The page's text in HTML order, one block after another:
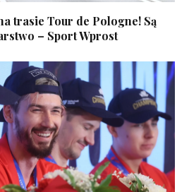
trasie Tour de Pologne! Są
– Sport Wprost